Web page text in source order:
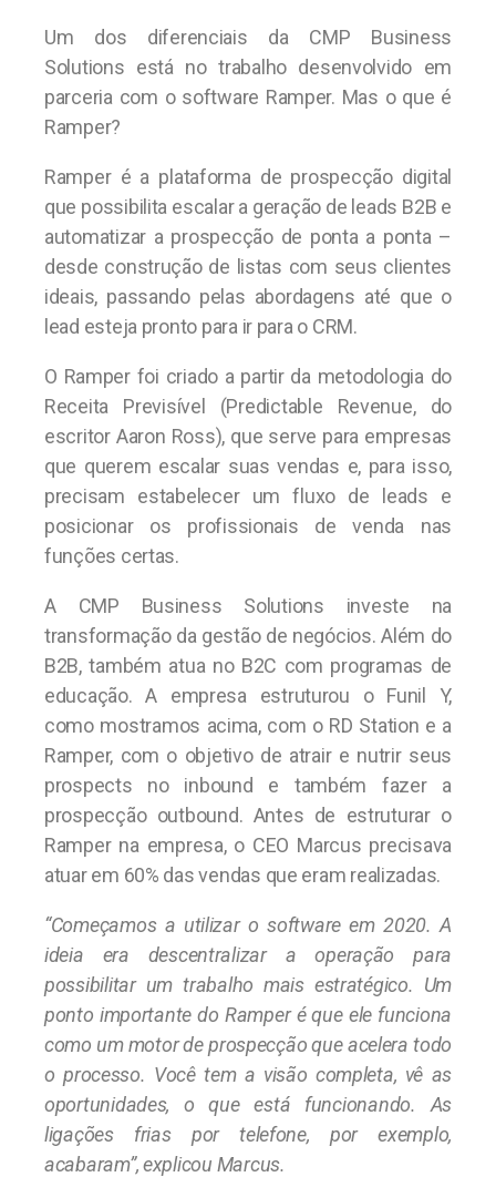
Um dos diferenciais da CMP Business
Solutions está no trabalho desenvolvido em
parceria com o software Ramper. Mas o que é
Ramper?
Ramper é a plataforma de prospecção digital
que possibilita escalar a geração de leads B2B e
automatizar a prospecção de ponta a ponta –
desde construção de listas com seus clientes
ideais, passando pelas abordagens até que o
lead esteja pronto para ir para o CRM.
O Ramper foi criado a partir da metodologia do
Receita Previsível (Predictable Revenue, do
escritor Aaron Ross), que serve para empresas
que querem escalar suas vendas e, para isso,
precisam estabelecer um fluxo de leads e
posicionar os profissionais de venda nas
funções certas.
A CMP Business Solutions investe na
transformação da gestão de negócios. Além do
B2B, também atua no B2C com programas de
educação. A empresa estruturou o Funil Y,
como mostramos acima, com o RD Station e a
Ramper, com o objetivo de atrair e nutrir seus
prospects no inbound e também fazer a
prospecção outbound. Antes de estruturar o
Ramper na empresa, o CEO Marcus precisava
atuar em 60% das vendas que eram realizadas.
“Começamos a utilizar o software em 2020. A
ideia era descentralizar a operação para
possibilitar um trabalho mais estratégico. Um
ponto importante do Ramper é que ele funciona
como um motor de prospecção que acelera todo
o processo. Você tem a visão completa, vê as
oportunidades, o que está funcionando. As
ligações frias por telefone, por exemplo,
acabaram”, explicou Marcus.